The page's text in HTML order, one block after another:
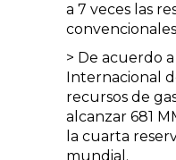
a 7 veces las
> De acuerdo
Internacional
recursos de
alcanzar 681
la cuarta
mundial.